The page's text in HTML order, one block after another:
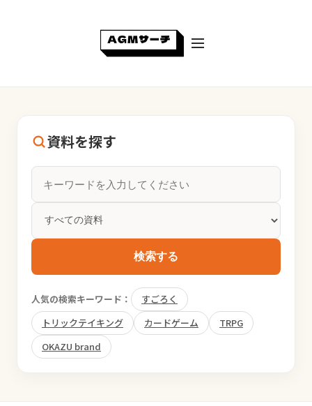
資料を探す
検索する
人気の検索キーワード：
すごろく
トリックテイキング
カードゲーム
TRPG
OKAZU brand